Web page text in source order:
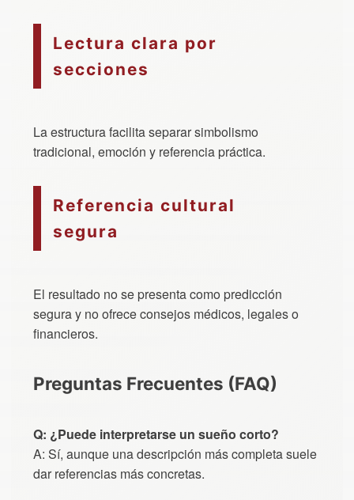
Lectura clara por
secciones
La estructura facilita separar simbolismo
tradicional, emoción y referencia práctica.
Referencia cultural
segura
El resultado no se presenta como predicción
segura y no ofrece consejos médicos, legales o
financieros.
Preguntas Frecuentes (FAQ)
Q: ¿Puede interpretarse un sueño corto?
A: Sí, aunque una descripción más completa suele
dar referencias más concretas.